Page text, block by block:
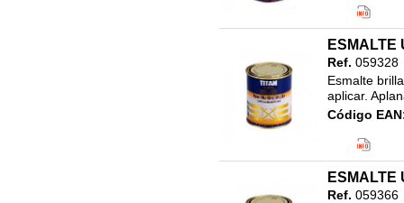
17.LINEA
750ML
ESMALTE
Ref. 059328
Esmalte
aplicar.
Código
17.LINEA
750ML
ESMALTE
Ref. 059366